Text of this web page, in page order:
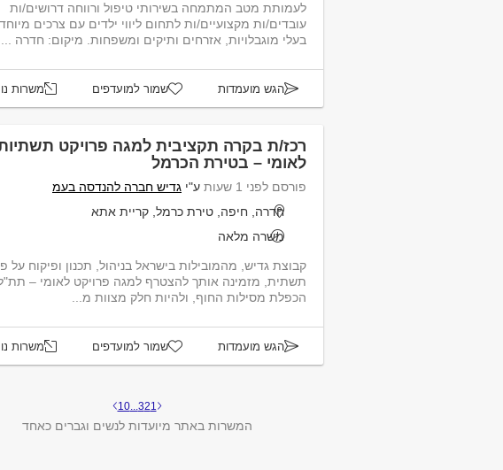
לעמותת מטב המתמחה בשירותי טיפול ורווחה דרושים/ות
עובדים/ות מקצועיים/ות לתחום ליווי ילדים עם צרכים
בעלי מוגבלויות, אזרחים ותיקים ומשפחות. מיקום: חדרה ...
הגש מועמדות שמור למועדפים משרות
רכז/ת בקרה תקציבית למגה פרויקט
לאומי – בטירת הכרמל
פורסם לפני 1 שעות ע"י גדיש חברה להנדסה בעמ
חדרה, חיפה, טירת כרמל, קריית אתא
משרה מלאה
קבוצת גדיש, מהמובילות בישראל בניהול, תכנון ופיקוח על
הכפלת מסילות החוף, ולהיות חלק מצוות מ...
הגש מועמדות שמור למועדפים משרות
1
2
3
...
10
המשרות באתר מיועדות לנשים וגברים כאחד